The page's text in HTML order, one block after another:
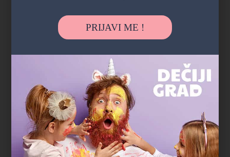
U komšiluku
PRIJAVI ME !